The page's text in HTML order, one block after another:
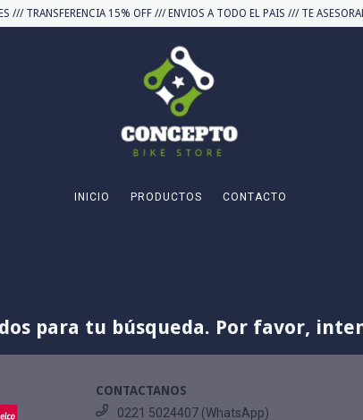
/// TRANSFERENCIA 15% OFF /// ENVIOS A TODO EL PAIS /// TE
INICIO PRODUCTOS CONTACTO
para tu búsqueda. Por favor,
CONTACTANOS
0221 5024407 (WhatsApp)